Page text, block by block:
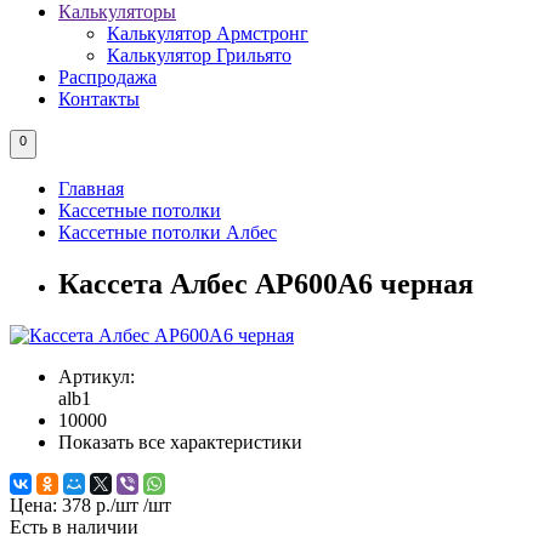
Калькуляторы
Калькулятор Армстронг
Калькулятор Грильято
Распродажа
Контакты
0
Главная
Кассетные потолки
Кассетные потолки Албес
Кассета Албес АР600А6 черная
Артикул:
alb1
10000
Показать все характеристики
Цена: 378 р./шт /шт
Есть в наличии